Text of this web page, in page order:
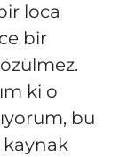
loca
bir
ki o
bu
kaynak